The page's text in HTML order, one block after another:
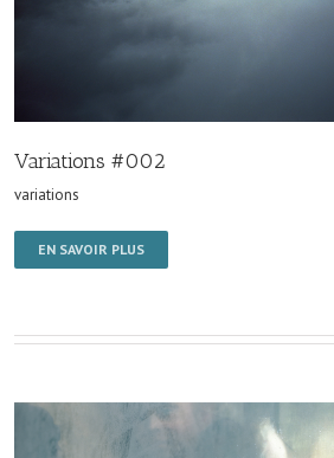
Variations #002
variations
EN SAVOIR PLUS